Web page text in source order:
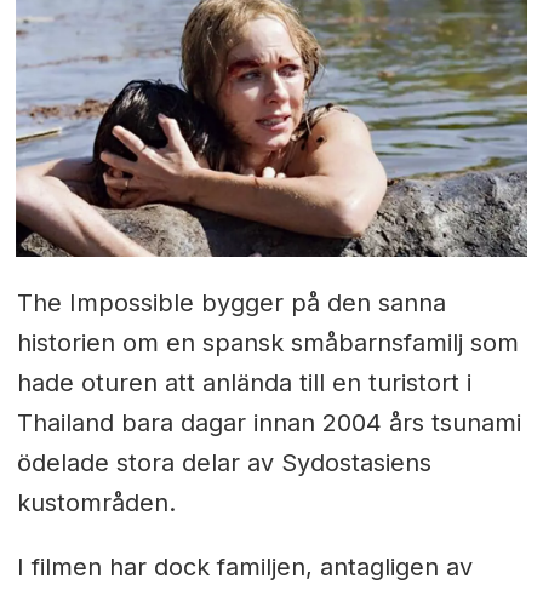
The Impossible bygger på den sanna
historien om en spansk småbarnsfamilj som
hade oturen att anlända till en turistort i
Thailand bara dagar innan 2004 års tsunami
ödelade stora delar av Sydostasiens
kustområden.
I filmen har dock familjen, antagligen av